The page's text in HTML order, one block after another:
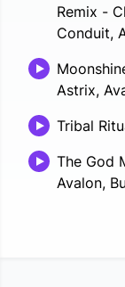
Remix -
Conduit,
Astrix,
Tribal
The God
Avalon,